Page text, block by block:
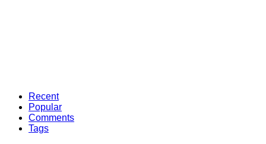
Recent
Popular
Comments
Tags